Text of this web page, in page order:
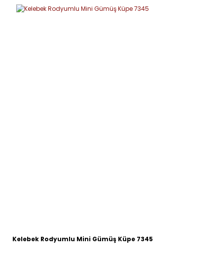
Kelebek Rodyumlu Mini Gümüş Küpe 7345